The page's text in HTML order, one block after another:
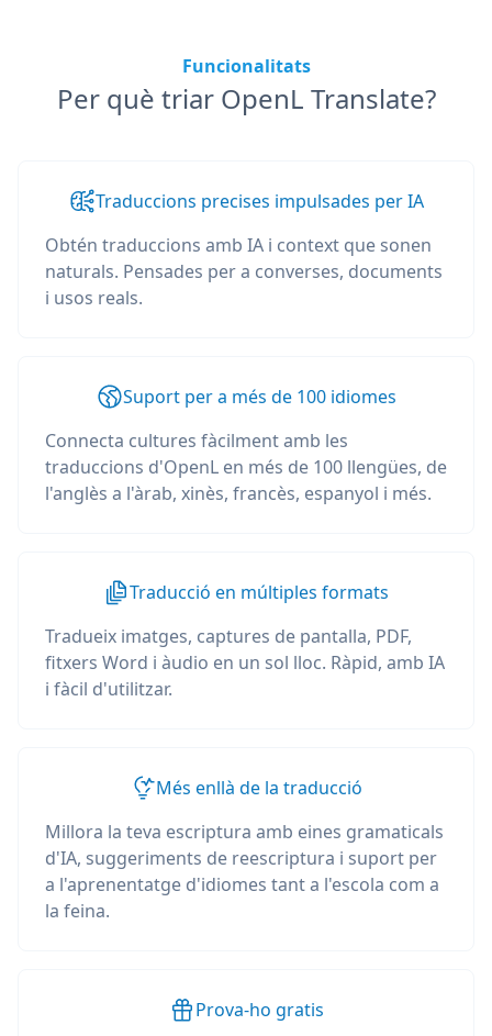
Funcionalitats
Per què triar OpenL Translate?
Traduccions precises impulsades per IA
Obtén traduccions amb IA i context que sonen
naturals. Pensades per a converses, documents
i usos reals.
Suport per a més de 100 idiomes
Connecta cultures fàcilment amb les
traduccions d'OpenL en més de 100 llengües, de
l'anglès a l'àrab, xinès, francès, espanyol i més.
Traducció en múltiples formats
Tradueix imatges, captures de pantalla, PDF,
fitxers Word i àudio en un sol lloc. Ràpid, amb IA
i fàcil d'utilitzar.
Més enllà de la traducció
Millora la teva escriptura amb eines gramaticals
d'IA, suggeriments de reescriptura i suport per
a l'aprenentatge d'idiomes tant a l'escola com a
la feina.
Prova-ho gratis